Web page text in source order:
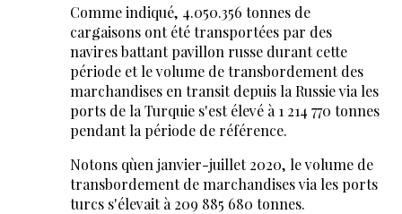
Comme indiqué, 4.050.356 tonnes de
cargaisons ont été transportées par des
navires battant pavillon russe durant cette
période et le volume de transbordement des
marchandises en transit depuis la Russie via les
ports de la Turquie s'est élevé à 1 214 770 tonnes
pendant la période de référence.
Notons qu`en janvier-juillet 2020, le volume de
transbordement de marchandises via les ports
turcs s'élevait à 209 885 680 tonnes.